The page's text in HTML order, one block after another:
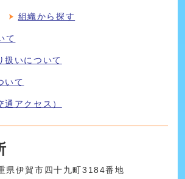
組織から探す
て
扱いについて
いて
アクセス）
県伊賀市四十九町3184番地